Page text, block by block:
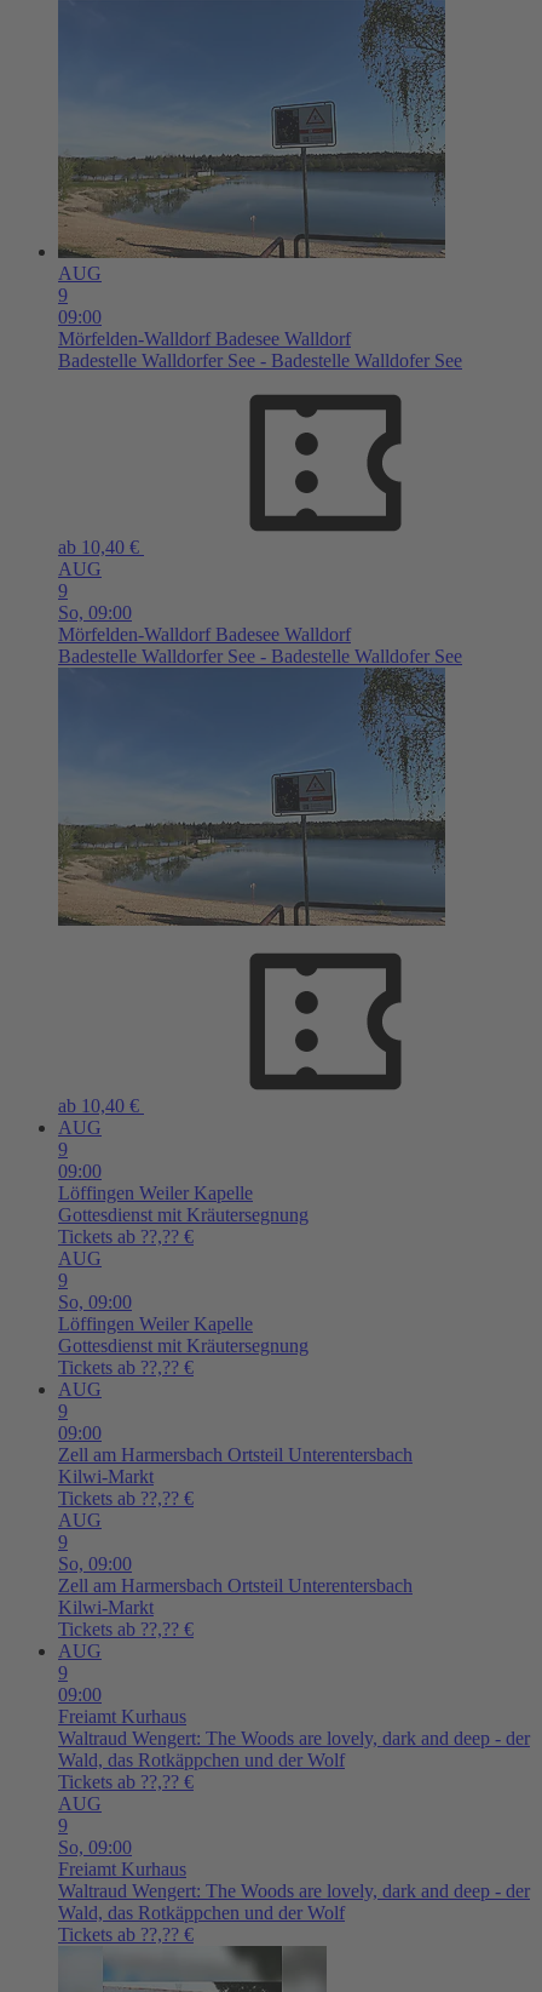
AUG
9
09:00
Mörfelden-Walldorf Badesee Walldorf
Badestelle Walldorfer See - Badestelle Walldofer See
ab 10,40 €
AUG
9
So, 09:00
Mörfelden-Walldorf Badesee Walldorf
Badestelle Walldorfer See - Badestelle Walldofer See
ab 10,40 €
AUG
9
09:00
Löffingen Weiler Kapelle
Gottesdienst mit Kräutersegnung
Tickets ab ??,?? €
AUG
9
So, 09:00
Löffingen Weiler Kapelle
Gottesdienst mit Kräutersegnung
Tickets ab ??,?? €
AUG
9
09:00
Zell am Harmersbach Ortsteil Unterentersbach
Kilwi-Markt
Tickets ab ??,?? €
AUG
9
So, 09:00
Zell am Harmersbach Ortsteil Unterentersbach
Kilwi-Markt
Tickets ab ??,?? €
AUG
9
09:00
Freiamt Kurhaus
Waltraud Wengert: The Woods are lovely, dark and deep - der
Wald, das Rotkäppchen und der Wolf
Tickets ab ??,?? €
AUG
9
So, 09:00
Freiamt Kurhaus
Waltraud Wengert: The Woods are lovely, dark and deep - der
Wald, das Rotkäppchen und der Wolf
Tickets ab ??,?? €